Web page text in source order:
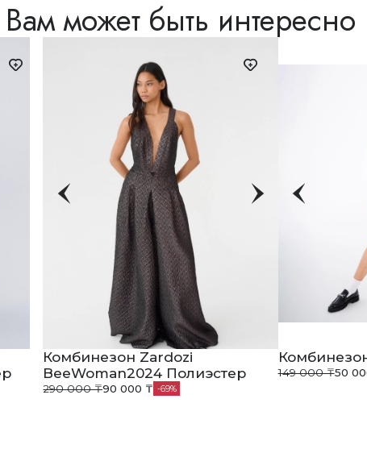
Вам может быть интересно
Комбинезон Zardozi
BeeWoman2024 Полиэстер
290 000 ₸90 000 ₸ 69
149 000 ₸50